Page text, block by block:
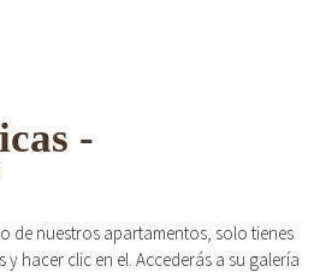
-
de nuestros apartamentos, solo tienes
y hacer clic en el. Accederás a su galería